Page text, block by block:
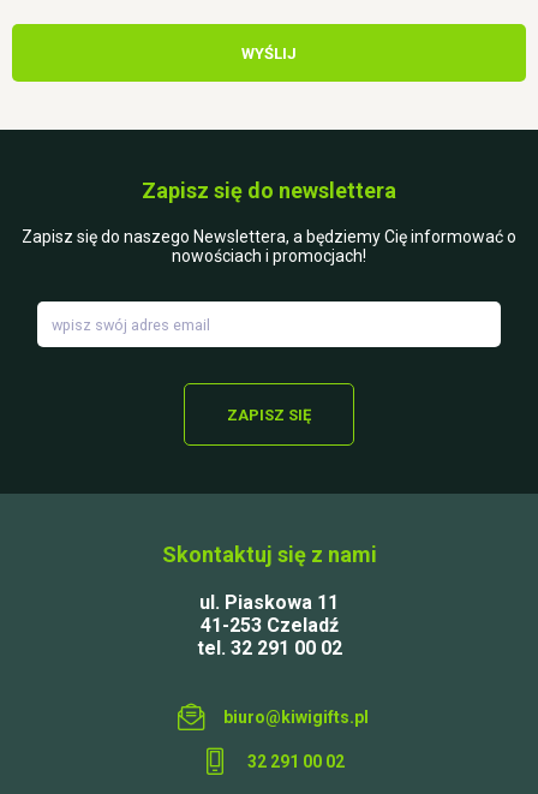
WYŚLIJ
Skontaktuj się z nami
ul. Piaskowa 11
41-253 Czeladź
tel. 32 291 00 02
biuro@kiwigifts.pl
32 291 00 02
Zapisz się do newslettera
Zapisz się do naszego Newslettera, a będziemy Cię informować o
nowościach i promocjach!
ZAPISZ SIĘ